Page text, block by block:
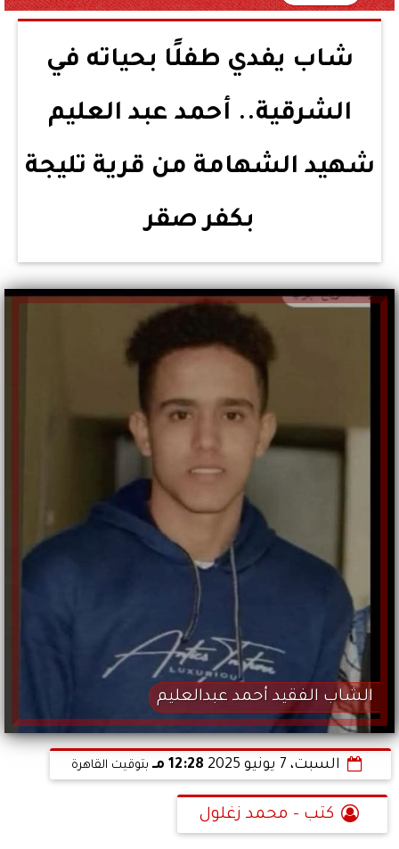
شاب يفدي طفلًا بحياته في
الشرقية.. أحمد عبد العليم
شهيد الشهامة من قرية تليجة
بكفر صقر
الشاب الفقيد أحمد عبدالعليم
السبت، 7 يونيو 2025 12:28 مـ بتوقيت القاهرة
كتب - محمد زغلول